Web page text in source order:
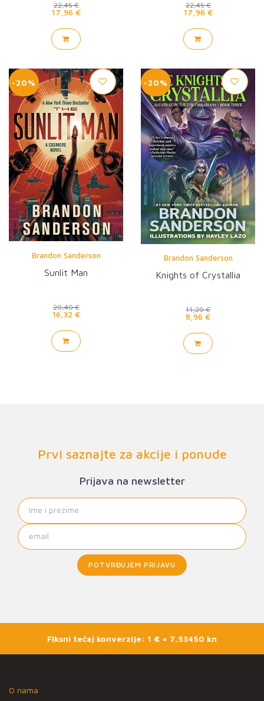
22,45 €
17,96 €
22,45 €
17,96 €
-20%
Brandon Sanderson
Sunlit Man
20,40 €
16,32 €
-20%
Brandon Sanderson
Knights of Crystallia
11,20 €
8,96 €
Prvi saznajte za akcije i ponude
Prijava na newsletter
POTVRĐUJEM PRIJAVU
Fiksni tečaj konverzije: 1 € = 7,53450 kn
O nama